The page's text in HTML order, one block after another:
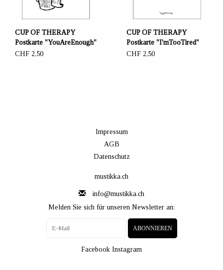
CUP OF THERAPY
Postkarte "YouAreEnough"
CHF 2,50
CUP OF THERAPY
Postkarte "I'mTooTired"
CHF 2,50
Impressum
AGB
Datenschutz
mustikka.ch
info@mustikka.ch
Melden Sie sich für unseren Newsletter an:
ABONNIEREN
Facebook Instagram